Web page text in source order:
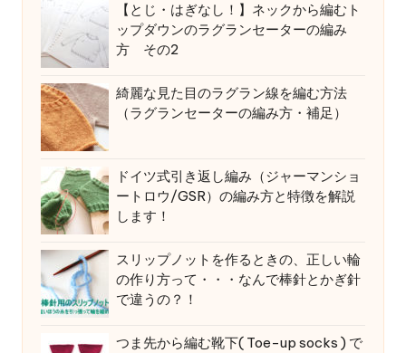
【とじ・はぎなし！】ネックから編むト
ップダウンのラグランセーターの編み
方 その2
綺麗な見た目のラグラン線を編む方法
（ラグランセーターの編み方・補足）
ドイツ式引き返し編み（ジャーマンショ
ートロウ/GSR）の編み方と特徴を解説
します！
スリップノットを作るときの、正しい輪
の作り方って・・・なんで棒針とかぎ針
で違うの？！
つま先から編む靴下( Toe-up socks ) で